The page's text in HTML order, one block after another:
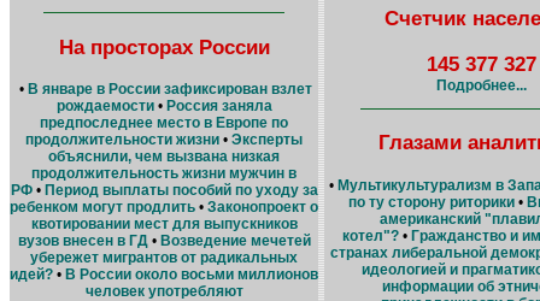
На просторах России
• В январе в России зафиксирован взлет
рождаемости• Россия заняла
предпоследнее место в Европе по
продолжительности жизни • Эксперты
объяснили, чем вызвана низкая
продолжительность жизни мужчин в
РФ• Период выплаты пособий по уходу за
ребенком могут продлить • Законопроект о
квотировании мест для выпускников
вузов внесен в ГД• Возведение мечетей
убережет мигрантов от радикальных
идей? • В России около восьми миллионов
человек употребляют
Счетчик
145 377 327
Подробнее...
Глазами
• Мультикультурализм в
по ту сторону риторики•
американский
котел"?• Гражданство и
странах либеральной
идеологией и
информации об